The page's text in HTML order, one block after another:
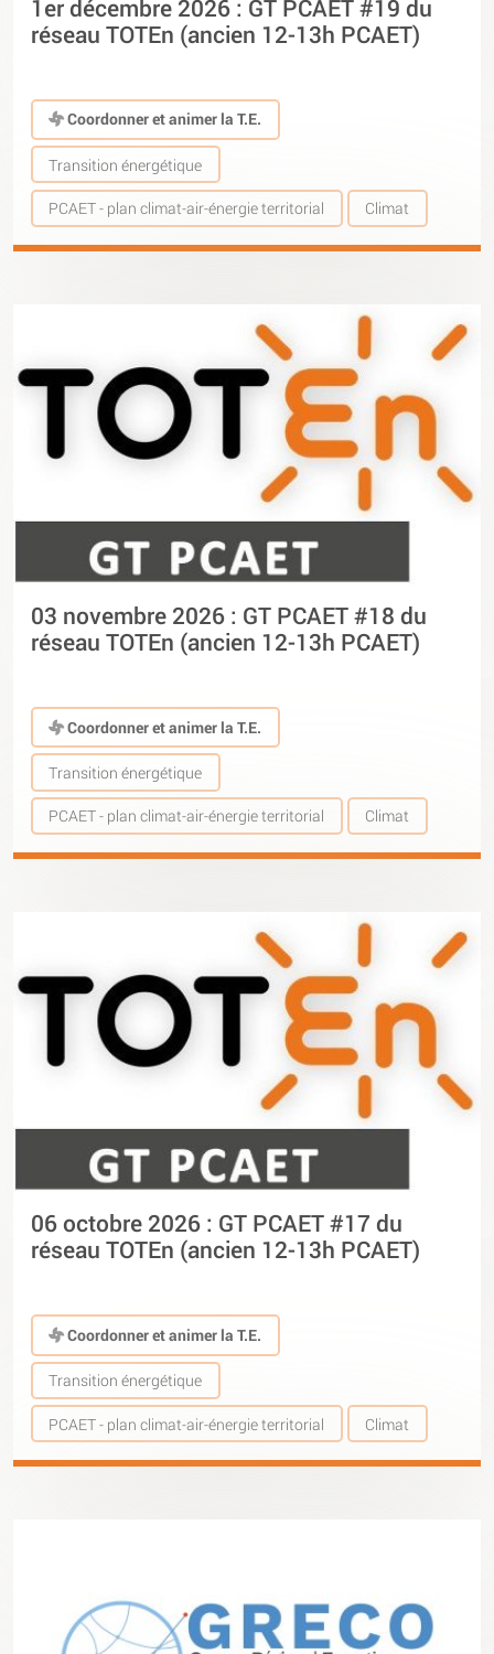
1er décembre 2026 : GT PCAET #19 du
réseau TOTEn (ancien 12-13h PCAET)
Coordonner et animer la T.E.
Transition énergétique
PCAET - plan climat-air-énergie territorial Climat
03 novembre 2026 : GT PCAET #18 du
réseau TOTEn (ancien 12-13h PCAET)
Coordonner et animer la T.E.
Transition énergétique
PCAET - plan climat-air-énergie territorial Climat
06 octobre 2026 : GT PCAET #17 du
réseau TOTEn (ancien 12-13h PCAET)
Coordonner et animer la T.E.
Transition énergétique
PCAET - plan climat-air-énergie territorial Climat